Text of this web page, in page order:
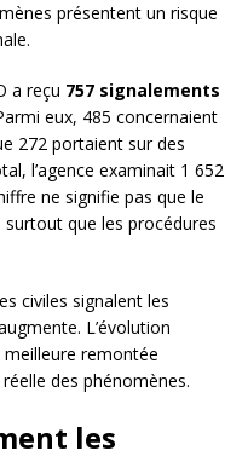
présentent un risque
a reçu 757 signalements
eux, 485 concernaient
272 portaient sur des
l’agence examinait 1 652
ne signifie pas que le
que les procédures
civiles signalent les
L’évolution
remontée
des phénomènes.
les